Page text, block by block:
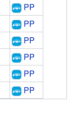
PP
PP
PP
PP
PP
PP